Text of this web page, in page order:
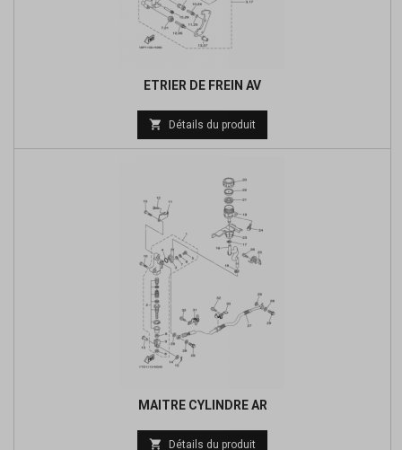
ETRIER DE FREIN AV
Prix
de
 Détails du produit
MAITRE CYLINDRE AR
Prix
 Détails du produit